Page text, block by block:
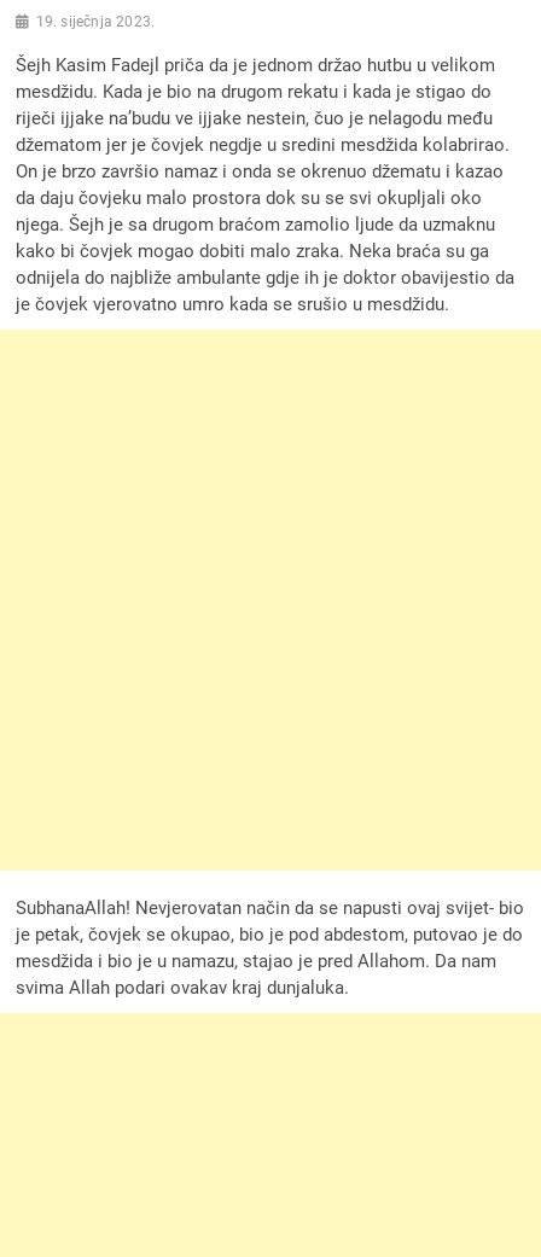
19. siječnja 2023.
Šejh Kasim Fadejl priča da je jednom držao hutbu u velikom
mesdžidu. Kada je bio na drugom rekatu i kada je stigao do
riječi ijjake na’budu ve ijjake nestein, čuo je nelagodu među
džematom jer je čovjek negdje u sredini mesdžida kolabrirao.
On je brzo završio namaz i onda se okrenuo džematu i kazao
da daju čovjeku malo prostora dok su se svi okupljali oko
njega. Šejh je sa drugom braćom zamolio ljude da uzmaknu
kako bi čovjek mogao dobiti malo zraka. Neka braća su ga
odnijela do najbliže ambulante gdje ih je doktor obavijestio da
je čovjek vjerovatno umro kada se srušio u mesdžidu.
SubhanaAllah! Nevjerovatan način da se napusti ovaj svijet- bio
je petak, čovjek se okupao, bio je pod abdestom, putovao je do
mesdžida i bio je u namazu, stajao je pred Allahom. Da nam
svima Allah podari ovakav kraj dunjaluka.